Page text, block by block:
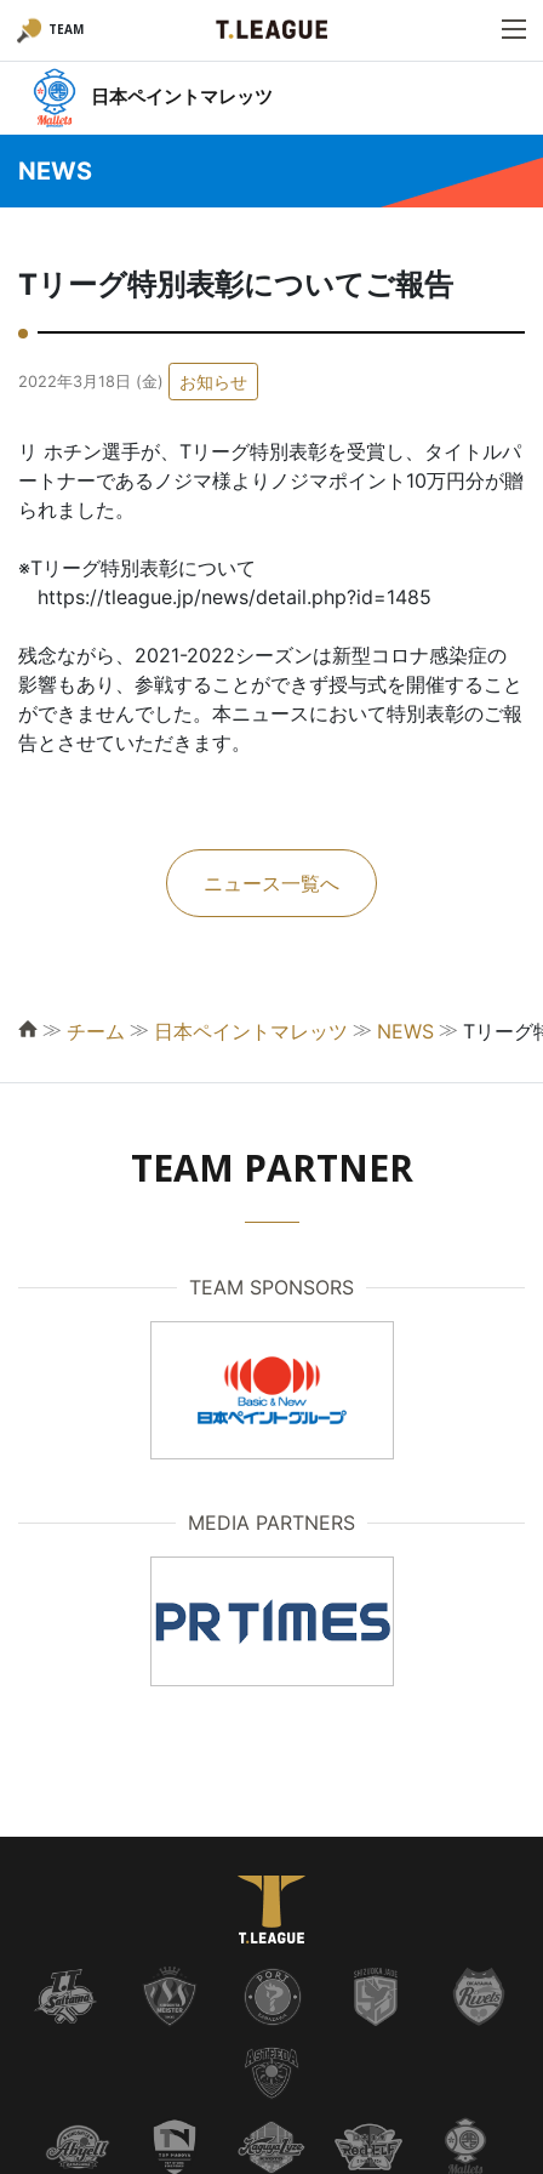
TEAM
日本ペイントマレッツ
NEWS
Tリーグ特別表彰についてご報告
2022年3月18日 (金) お知らせ
リ ホチン選手が、Tリーグ特別表彰を受賞し、タイトルパ
ートナーであるノジマ様よりノジマポイント10万円分が贈
られました。
※Tリーグ特別表彰について
https://tleague.jp/news/detail.php?id=1485
残念ながら、2021-2022シーズンは新型コロナ感染症の
影響もあり、参戦することができず授与式を開催すること
ができませんでした。本ニュースにおいて特別表彰のご報
告とさせていただきます。
ニュース一覧へ
≫ チーム ≫ 日本ペイントマレッツ ≫ NEWS ≫ Tリーグ
TEAM PARTNER
TEAM SPONSORS
MEDIA PARTNERS